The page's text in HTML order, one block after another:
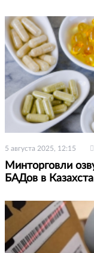
5 августа 2025, 12:15
Минторговли
БАДов в